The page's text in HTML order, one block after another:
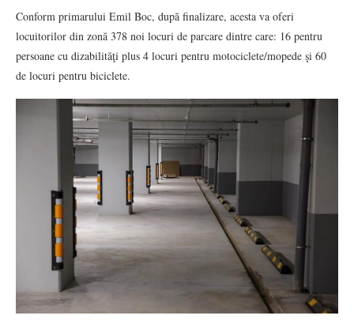
Conform primarului Emil Boc, după finalizare, acesta va oferi
locuitorilor din zonă 378 noi locuri de parcare dintre care: 16 pentru
persoane cu dizabilităţi plus 4 locuri pentru motociclete/mopede şi 60
de locuri pentru biciclete.